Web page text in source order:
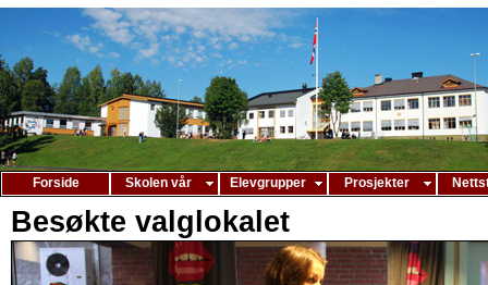
Forside Skolen vår Elevgrupper Prosjekter
Besøkte valglokalet